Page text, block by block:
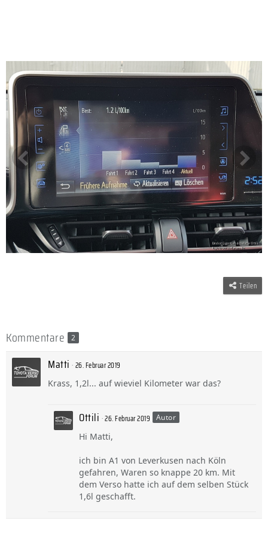
Teilen
Kommentare 2
Matti 26. Februar 2019
Krass, 1,2l... auf wieviel Kilometer war das?
Ottili 26. Februar 2019 Autor
Hi Matti,
ich bin A1 von Leverkusen nach Köln
gefahren, Waren so knappe 20 km. Mit
dem Verso hatte ich auf dem selben Stück
1,6l geschafft.